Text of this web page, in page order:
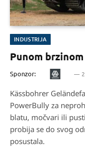
INDUSTRIJA
Punom
Sponzor:
Kässbohrer
PowerBully za
blatu, močvari ili
probija se do svog
posustala.